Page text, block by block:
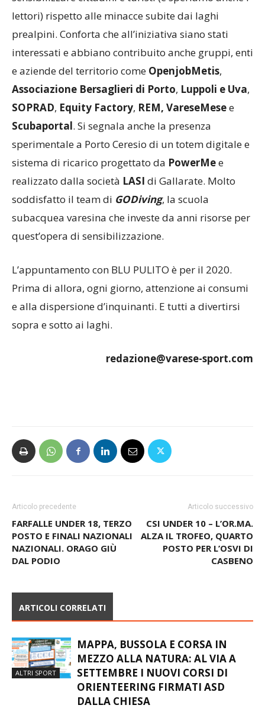
sensibilizzare cittadini e turisti (e speriamo anche i
lettori) rispetto alle minacce subite dai laghi
prealpini. Conforta che all’iniziativa siano stati
interessati e abbiano contribuito anche gruppi, enti
e aziende del territorio come OpenjobMetis ,
Associazione Bersaglieri di Porto,Luppoli e Uva
SOPRAD,Equity Factory,REM, VareseMese
Scubaportal. Si segnala anche la presenza
sperimentale a Porto Ceresio di un totem digitale e
sistema di ricarico progettato daPowerMee
realizzato dalla societàLASIdi Gallarate. Molto
soddisfatto il team diGODiving, la scuola
subacquea varesina cheinveste da anni risorse per
L’appuntamento con BLU PULITO è per il 2020.
Prima di allora, ogni giorno, attenzione ai consumi
e alla dispersione d’inquinanti. E tutti a divertirsi
Articolo precedente
FARFALLE UNDER 18, TERZO
POSTO E FINALI NAZIONALI
Articolo successivo
CSI UNDER 10 – L’OR.MA.
ALZA IL TROFEO, QUARTO
MAPPA, BUSSOLA E CORSA IN
MEZZO ALLA NATURA: AL VIA A
SETTEMBRE I NUOVI CORSI DI
ORIENTEERING FIRMATI ASD